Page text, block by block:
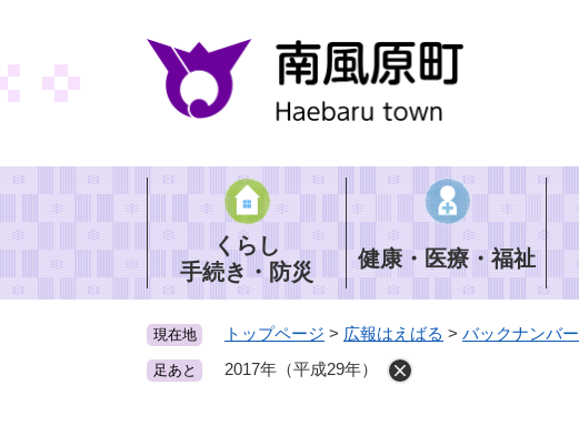
ジ
の
で
す
。
くらし
手続き・防災
健康・医療・福祉
現在地 トップページ > 広報はえばる > バックナンバー
足あと 2017年（平成29年）